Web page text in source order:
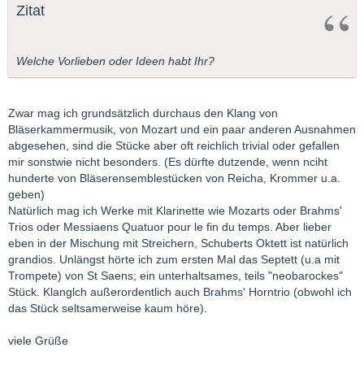
Zitat
Welche Vorlieben oder Ideen habt Ihr?
Zwar mag ich grundsätzlich durchaus den Klang von
Bläserkammermusik, von Mozart und ein paar anderen Ausnahmen
abgesehen, sind die Stücke aber oft reichlich trivial oder gefallen
mir sonstwie nicht besonders. (Es dürfte dutzende, wenn nciht
hunderte von Bläserensemblestücken von Reicha, Krommer u.a.
geben)
Natürlich mag ich Werke mit Klarinette wie Mozarts oder Brahms'
Trios oder Messiaens Quatuor pour le fin du temps. Aber lieber
eben in der Mischung mit Streichern, Schuberts Oktett ist natürlich
grandios. Unlängst hörte ich zum ersten Mal das Septett (u.a mit
Trompete) von St Saens; ein unterhaltsames, teils "neobarockes"
Stück. Klanglch außerordentlich auch Brahms' Horntrio (obwohl ich
das Stück seltsamerweise kaum höre).
viele Grüße